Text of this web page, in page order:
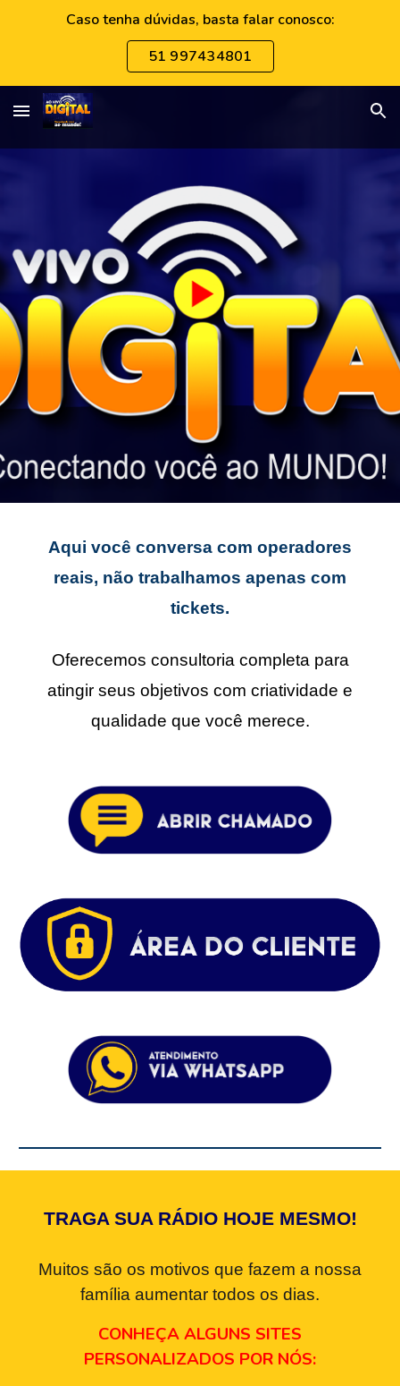
Caso tenha dúvidas, basta falar conosco:
51 997434801
Aqui você conversa com operadores
reais, não trabalhamos apenas com
tickets.
Oferecemos consultoria completa para
atingir seus objetivos com criatividade e
qualidade que você merece.
TRAGA SUA RÁDIO HOJE MESMO!
Muitos são os motivos que fazem a nossa
família aumentar todos os dias.
CONHEÇA ALGUNS SITES
PERSONALIZADOS POR NÓS: